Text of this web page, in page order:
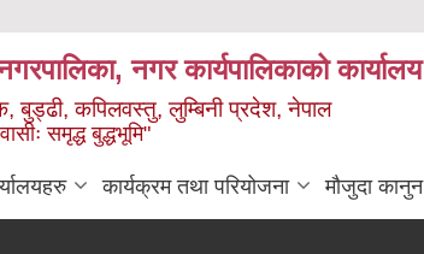
नगर कार्यपालिकाको कार्यालय
बुड्ढी, कपिलवस्तु, लुम्बिनी प्रदेश, नेपाल
समृद्ध बुद्धभूमि"
कार्यक्रम तथा परियोजना मौजुदा कानुन